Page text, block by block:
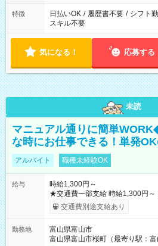
特徴 日払いOK / 履歴書不要 / シフト
スキル不要
気になる！ 応募する
未読
マニュアル通りに簡単
な時にお仕事できる！単発
アルバイト 職種未経験OK
給与
時給1,300円～
★交通費一部支給 時給1,300円～ ※試験・役割により手当あり
※勤務回数により昇給あり 【即
り！】 希望される場合、勤務か
例】 ・河合塾模擬試験 8:30～
×8時間＝日収10,400円＋交通費
交通費別途支給あり
勤務地
富山県富山市
富山県富山市桜町（最寄り駅：富